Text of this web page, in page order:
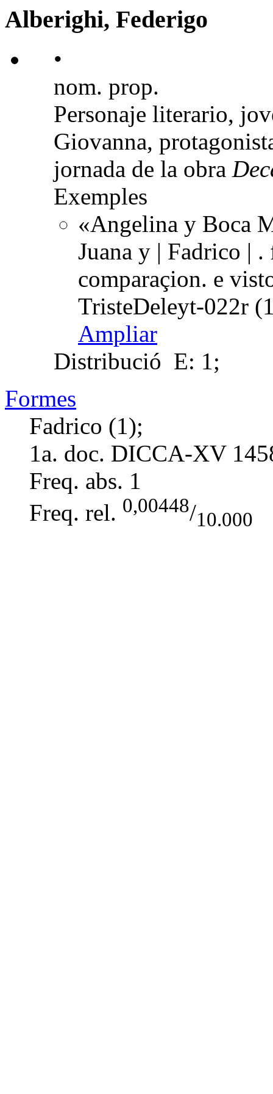
Alberighi, Federigo
•
nom. prop.
Personaje literario,
Giovanna,
jornada de la obra
Exemples
«Angelina y Boca
Juana y | Fadrico |
comparaçion. e
TristeDeleyt-022r
Ampliar
Distribució E: 1;
Formes
Fadrico (1);
1a. doc. DICCA-XV
Freq. abs. 1
Freq. rel. 0,00448/10.000